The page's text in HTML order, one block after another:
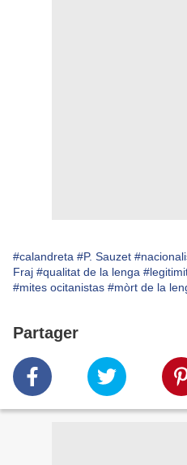
#calandreta #P. Sauzet
Fraj #qualitat de la lenga
#mites ocitanistas #mòrt de la
Partager